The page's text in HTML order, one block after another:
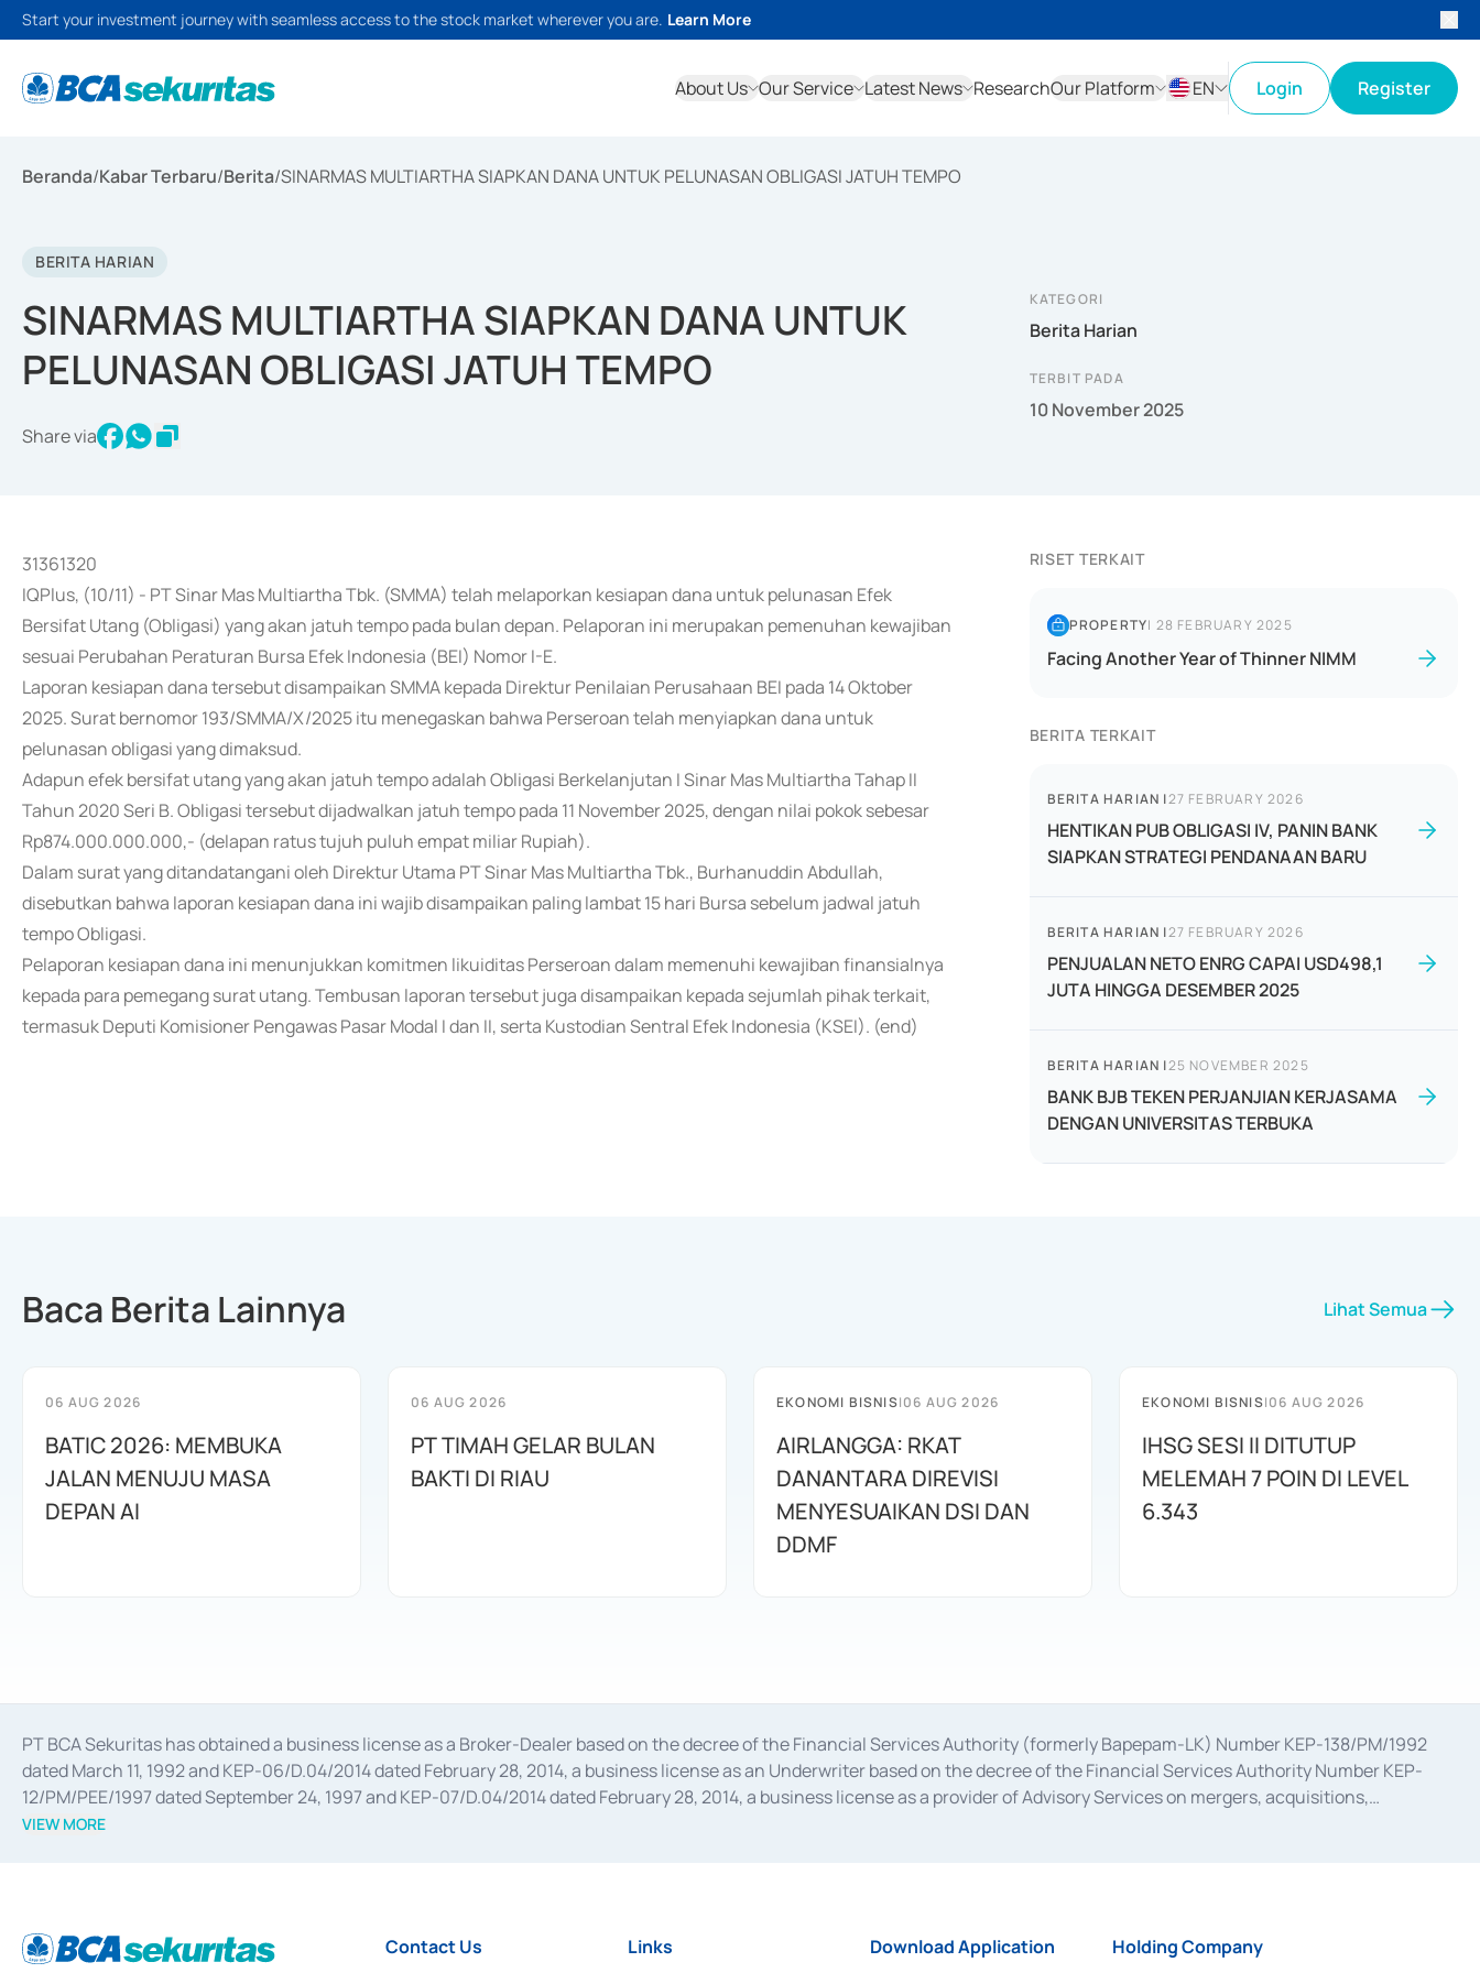
Start your investment journey with seamless access to the stock market wherever you are. Learn More
About Us Our Service Latest News ResearchOur Platform
EN
Login Register
Beranda/Kabar Terbaru/Berita/SINARMAS MULTIARTHA SIAPKAN DANA UNTUK PELUNASAN OBLIGASI JATUH TEMPO
BERITA HARIAN
SINARMAS MULTIARTHA SIAPKAN DANA UNTUK
PELUNASAN OBLIGASI JATUH TEMPO
Share via
KATEGORI
Berita Harian
TERBIT PADA
10 November 2025
31361320
IQPlus, (10/11) - PT Sinar Mas Multiartha Tbk. (SMMA) telah melaporkan kesiapan dana untuk pelunasan Efek
Bersifat Utang (Obligasi) yang akan jatuh tempo pada bulan depan. Pelaporan ini merupakan pemenuhan kewajiban
sesuai Perubahan Peraturan Bursa Efek Indonesia (BEI) Nomor I-E.
Laporan kesiapan dana tersebut disampaikan SMMA kepada Direktur Penilaian Perusahaan BEI pada 14 Oktober
2025. Surat bernomor 193/SMMA/X/2025 itu menegaskan bahwa Perseroan telah menyiapkan dana untuk
pelunasan obligasi yang dimaksud.
Adapun efek bersifat utang yang akan jatuh tempo adalah Obligasi Berkelanjutan I Sinar Mas Multiartha Tahap II
Tahun 2020 Seri B. Obligasi tersebut dijadwalkan jatuh tempo pada 11 November 2025, dengan nilai pokok sebesar
Rp874.000.000.000,- (delapan ratus tujuh puluh empat miliar Rupiah).
Dalam surat yang ditandatangani oleh Direktur Utama PT Sinar Mas Multiartha Tbk., Burhanuddin Abdullah,
disebutkan bahwa laporan kesiapan dana ini wajib disampaikan paling lambat 15 hari Bursa sebelum jadwal jatuh
tempo Obligasi.
Pelaporan kesiapan dana ini menunjukkan komitmen likuiditas Perseroan dalam memenuhi kewajiban finansialnya
kepada para pemegang surat utang. Tembusan laporan tersebut juga disampaikan kepada sejumlah pihak terkait,
termasuk Deputi Komisioner Pengawas Pasar Modal I dan II, serta Kustodian Sentral Efek Indonesia (KSEI). (end)
RISET TERKAIT
PROPERTY| 28 FEBRUARY 2025
Facing Another Year of Thinner NIMM
BERITA TERKAIT
BERITA HARIAN |27 FEBRUARY 2026
HENTIKAN PUB OBLIGASI IV, PANIN BANK
SIAPKAN STRATEGI PENDANAAN BARU
BERITA HARIAN |27 FEBRUARY 2026
PENJUALAN NETO ENRG CAPAI USD498,1
JUTA HINGGA DESEMBER 2025
BERITA HARIAN |25 NOVEMBER 2025
BANK BJB TEKEN PERJANJIAN KERJASAMA
DENGAN UNIVERSITAS TERBUKA
Baca Berita Lainnya Lihat Semua
06 AUG 2026
BATIC 2026: MEMBUKA
JALAN MENUJU MASA
DEPAN AI
06 AUG 2026
PT TIMAH GELAR BULAN
BAKTI DI RIAU
EKONOMI BISNIS|06 AUG 2026
AIRLANGGA: RKAT
DANANTARA DIREVISI
MENYESUAIKAN DSI DAN
DDMF
EKONOMI BISNIS|06 AUG 2026
IHSG SESI II DITUTUP
MELEMAH 7 POIN DI LEVEL
6.343
PT BCA Sekuritas has obtained a business license as a Broker-Dealer based on the decree of the Financial Services Authority (formerly Bapepam-LK) Number KEP-138/PM/1992
dated March 11, 1992 and KEP-06/D.04/2014 dated February 28, 2014, a business license as an Underwriter based on the decree of the Financial Services Authority Number KEP-
12/PM/PEE/1997 dated September 24, 1997 and KEP-07/D.04/2014 dated February 28, 2014, a business license as a provider of Advisory Services on mergers, acquisitions,
divestments, and joint ventures based on the decree of the Financial Services Authority Number S-67/PM.21/2014 dated February 28, 2014, a business license as a provider of
Settlement of Commercial Paper Transactions whose license was issued in 2018.
VIEW MORE
Contact Us Links Download Application Holding Company